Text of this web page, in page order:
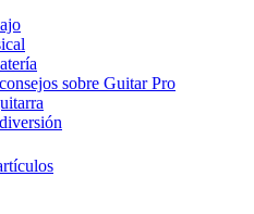
sobre Guitar Pro